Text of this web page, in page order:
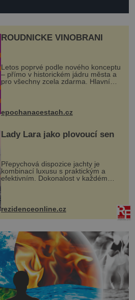
ROUDNICKÉ VINOBRANÍ
Letos poprvé podle nového konceptu
– přímo v historickém jádru města a
pro všechny zcela zdarma. Hlavní
program se odehraje na Karlově a
mohou těšit na víno, burčák, pes...
epochanacestach.cz
Lady Lara jako plovoucí sen
Přepychová dispozice jachty je
kombinací luxusu s praktickým a
efektivním. Dokonalost v každém
detailu představuje značka Fendi
Casa, kterou byly vybaveny její
paluby. Monacký přístav nabízí
každoročn...
rezidenceonline.cz